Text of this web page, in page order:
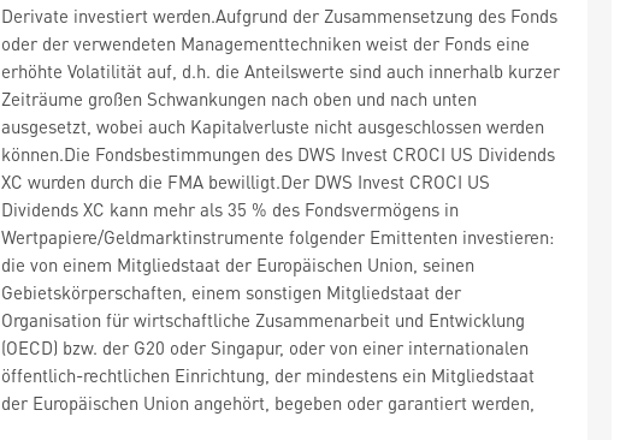
Derivate investiert werden.Aufgrund der Zusammensetzung des Fonds
oder der verwendeten Managementtechniken weist der Fonds eine
erhöhte Volatilität auf, d.h. die Anteilswerte sind auch innerhalb kurzer
Zeiträume großen Schwankungen nach oben und nach unten
ausgesetzt, wobei auch Kapitalverluste nicht ausgeschlossen werden
können.Die Fondsbestimmungen des DWS Invest CROCI US Dividends
XC wurden durch die FMA bewilligt.Der DWS Invest CROCI US
Dividends XC kann mehr als 35 % des Fondsvermögens in
Wertpapiere/Geldmarktinstrumente folgender Emittenten investieren:
die von einem Mitgliedstaat der Europäischen Union, seinen
Gebietskörperschaften, einem sonstigen Mitgliedstaat der
Organisation für wirtschaftliche Zusammenarbeit und Entwicklung
(OECD) bzw. der G20 oder Singapur, oder von einer internationalen
öffentlich-rechtlichen Einrichtung, der mindestens ein Mitgliedstaat
der Europäischen Union angehört, begeben oder garantiert werden,